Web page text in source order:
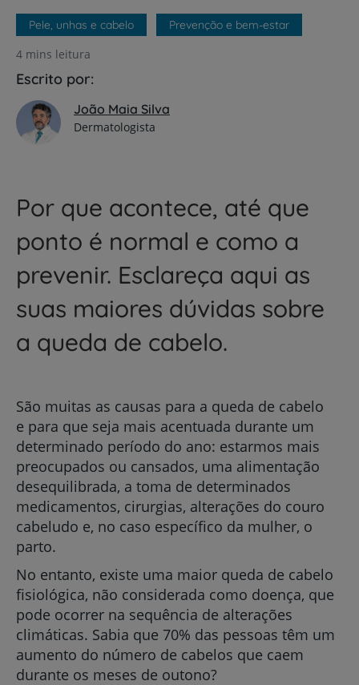
Pele, unhas e cabelo Prevenção e bem-estar
4 mins leitura
Escrito por:
João Maia Silva
Dermatologista
Por que acontece, até que
ponto é normal e como a
prevenir. Esclareça aqui as
suas maiores dúvidas sobre
a queda de cabelo.
São muitas as causas para a queda de cabelo
e para que seja mais acentuada durante um
determinado período do ano: estarmos mais
preocupados ou cansados, uma alimentação
desequilibrada, a toma de determinados
medicamentos, cirurgias, alterações do couro
cabeludo e, no caso específico da mulher, o
parto.
No entanto, existe uma maior queda de cabelo
fisiológica, não considerada como doença, que
pode ocorrer na sequência de alterações
climáticas. Sabia que 70% das pessoas têm um
aumento do número de cabelos que caem
durante os meses de outono?